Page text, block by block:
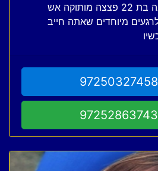
איוון בחורה מאוד עדינה בת 22 פצצה מותוקה אש
מיוחדים שאתה חייב